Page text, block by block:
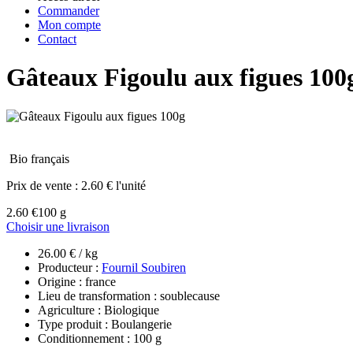
Commander
Mon compte
Contact
Gâteaux Figoulu aux figues
Bio français
Prix de vente : 2.60 € l'unité
2.60 €100 g
Choisir une livraison
26.00 € / kg
Producteur : Fournil Soubiren
Origine : france
Lieu de transformation : soublecause
Agriculture : Biologique
Type produit : Boulangerie
Conditionnement : 100 g